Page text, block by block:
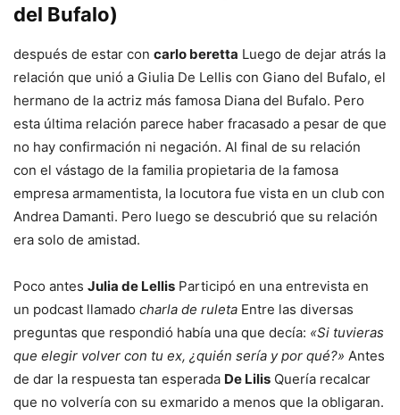
del Bufalo)
después de estar con carlo beretta Luego de dejar atrás la
relación que unió a Giulia De Lellis con Giano del Bufalo, el
hermano de la actriz más famosa Diana del Bufalo. Pero
esta última relación parece haber fracasado a pesar de que
no hay confirmación ni negación. Al final de su relación
con el vástago de la familia propietaria de la famosa
empresa armamentista, la locutora fue vista en un club con
Andrea Damanti. Pero luego se descubrió que su relación
era solo de amistad.
Poco antes Julia de Lellis Participó en una entrevista en
un podcast llamado charla de ruleta Entre las diversas
preguntas que respondió había una que decía: «Si tuvieras
que elegir volver con tu ex, ¿quién sería y por qué?» Antes
de dar la respuesta tan esperada De Lilis Quería recalcar
que no volvería con su exmarido a menos que la obligaran.